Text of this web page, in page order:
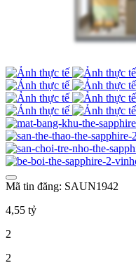
Mã tin đăng: SAUN1942
4,55 tỷ
2
2